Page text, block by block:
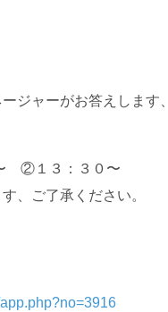
ジャーがお答えします、
〜 ②１３：３０〜
、ご了承ください。